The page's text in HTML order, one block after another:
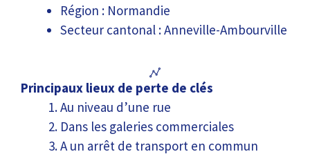
Région : Normandie
Secteur cantonal : Anneville-Ambourville
Principaux lieux de perte de clés
Au niveau d’une rue
Dans les galeries commerciales
A un arrêt de transport en commun